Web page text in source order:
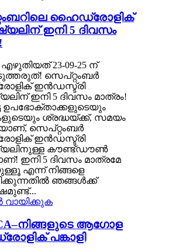
ഹൈഡ്രോളിക്
ഇനി 5 ദിവസം
23-09-25 ന്
സെപ്റ്റംബർ
ഇൻഡസ്ട്രി
ഇനി 5 ദിവസം മാത്രം!
ഉപഭോക്താക്കളുടെയും
ശ്രദ്ധയ്ക്ക്, സമയം
സെപ്റ്റംബർ
ഇൻഡസ്ട്രി
കൗണ്ട്ഡൗൺ
ഇനി 5 ദിവസം മാത്രമേ
എന്ന് നിങ്ങളെ
ഞങ്ങൾക്ക്
ആഗോള
പങ്കാളി